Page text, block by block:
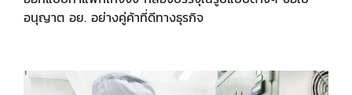
อนุญาต อย. อย่างคู่ค้าที่ดีทางธุรกิจ